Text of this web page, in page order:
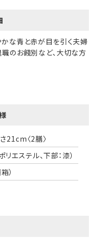
かな青と赤が目を引く夫婦
職のお餞別など、大切な方
21cm〈2膳〉
エステル、下部：漆）
）